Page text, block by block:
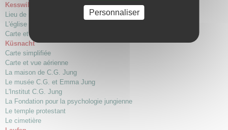
Kesswil
Lieu de naissance de C.G. Jung
L'église de Kesswil et le cimetière
Carte et vue aérienne
Küsnacht
Carte simplifiée
Carte et vue aérienne
La maison de C.G. Jung
Le musée C.G. et Emma Jung
L'Institut C.G. Jung
La Fondation pour la psychologie jungienne
Le temple protestant
Le cimetière
Personnaliser